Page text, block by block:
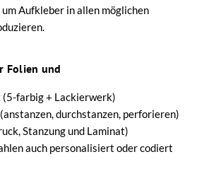
Aufkleber in allen möglichen
Folien und
farbig + Lackierwerk)
durchstanzen, perforieren)
Stanzung und Laminat)
auch personalisiert oder codiert